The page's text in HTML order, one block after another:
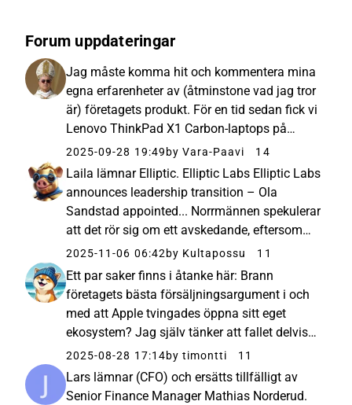
Forum uppdateringar
Jag måste komma hit och kommentera mina
egna erfarenheter av (åtminstone vad jag tror
är) företagets produkt. För en tid sedan fick vi
Lenovo ThinkPad X1 Carbon-laptops på
jobbet, där jag tror att funktionen som
kontrollerar om du är framför skärmen är
Elliptics verk (rätta mig om...
2025-09-28 19:49by Vara-Paavi 14
Laila lämnar Elliptic. Elliptic Labs Elliptic Labs
announces leadership transition – Ola
Sandstad appointed... Norrmännen spekulerar
att det rör sig om ett avskedande, eftersom
förändringen träder i kraft omedelbart.
2025-11-06 06:42 by Kultapossu 11
Ett par saker finns i åtanke här: Brann
företagets bästa försäljningsargument i och
med att Apple tvingades öppna sitt eget
ekosystem? Jag själv tänker att fallet delvis
tynade bort på grund av det, och jag sålde
mina aktier på grund av detta, som jag skrev.
Kontantläget. Företaget...
2025-08-28 17:14by timontti 11
Lars lämnar (CFO) och ersätts tillfälligt av
Senior Finance Manager Mathias Norderud.